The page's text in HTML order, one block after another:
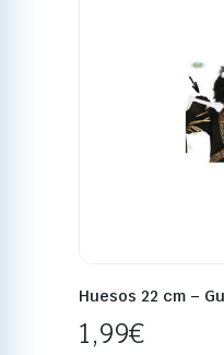
Huesos 22 cm –
1,99€